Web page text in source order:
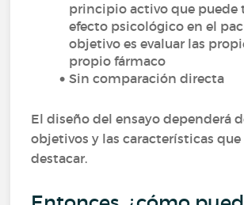
principio activo que puede
efecto psicológico en el
objetivo es evaluar las
propio fármaco
Sin comparación directa
El diseño del ensayo dependerá
objetivos y las características que
destacar.